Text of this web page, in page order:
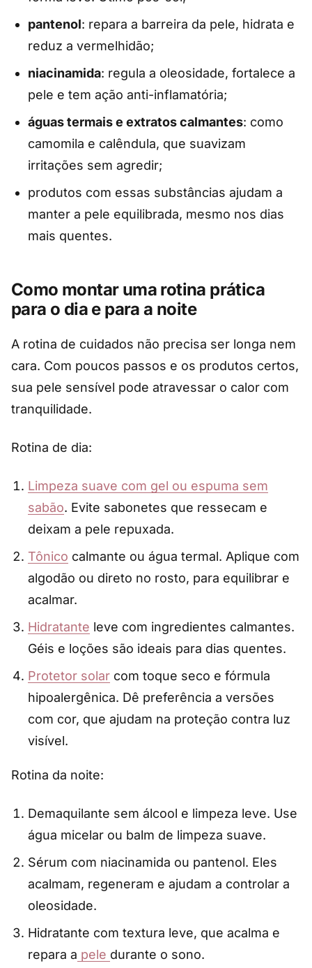
pantenol: repara a barreira da pele, hidrata e
reduz a vermelhidão;
niacinamida: regula a oleosidade, fortalece a
pele e tem ação anti-inflamatória;
águas termais e extratos calmantes: como
camomila e calêndula, que suavizam
irritações sem agredir;
produtos com essas substâncias ajudam a
manter a pele equilibrada, mesmo nos dias
mais quentes.
Como montar uma rotina prática
para o dia e para a noite
A rotina de cuidados não precisa ser longa nem
cara. Com poucos passos e os produtos certos,
sua pele sensível pode atravessar o calor com
tranquilidade.
Rotina de dia:
Limpeza suave com gel ou espuma sem
sabão. Evite sabonetes que ressecam e
deixam a pele repuxada.
Tônico calmante ou água termal. Aplique com
algodão ou direto no rosto, para equilibrar e
acalmar.
Hidratante leve com ingredientes calmantes.
Géis e loções são ideais para dias quentes.
Protetor solar com toque seco e fórmula
hipoalergênica. Dê preferência a versões
com cor, que ajudam na proteção contra luz
visível.
Rotina da noite:
Demaquilante sem álcool e limpeza leve. Use
água micelar ou balm de limpeza suave.
Sérum com niacinamida ou pantenol. Eles
acalmam, regeneram e ajudam a controlar a
oleosidade.
Hidratante com textura leve, que acalma e
repara a pele durante o sono.